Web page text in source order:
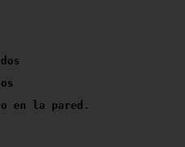
en la pared.